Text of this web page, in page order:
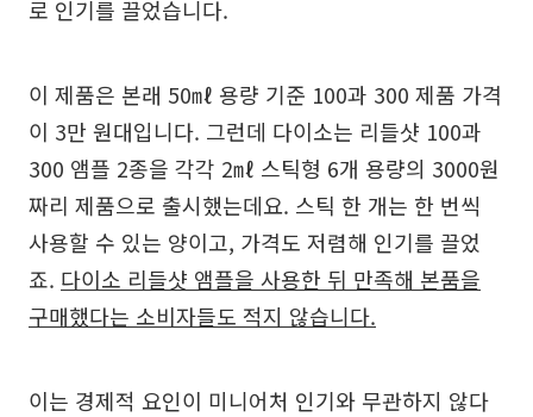
로 인기를 끌었습니다.
이 제품은 본래 50㎖ 용량 기준 100과 300 제품 가격
이 3만 원대입니다. 그런데 다이소는 리들샷 100과
300 앰플 2종을 각각 2㎖ 스틱형 6개 용량의 3000원
짜리 제품으로 출시했는데요. 스틱 한 개는 한 번씩
사용할 수 있는 양이고, 가격도 저렴해 인기를 끌었
죠. 다이소 리들샷 앰플을 사용한 뒤 만족해 본품을
구매했다는 소비자들도 적지 않습니다.
이는 경제적 요인이 미니어처 인기와 무관하지 않다